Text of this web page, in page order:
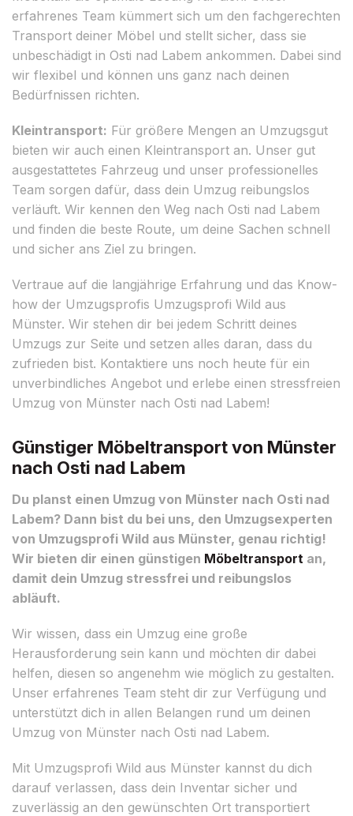
erfahrenes Team kümmert sich um den fachgerechten
Transport deiner Möbel und stellt sicher, dass sie
unbeschädigt in Osti nad Labem ankommen. Dabei sind
wir flexibel und können uns ganz nach deinen
Bedürfnissen richten.
Kleintransport: Für größere Mengen an Umzugsgut
bieten wir auch einen Kleintransport an. Unser gut
ausgestattetes Fahrzeug und unser professionelles
Team sorgen dafür, dass dein Umzug reibungslos
verläuft. Wir kennen den Weg nach Osti nad Labem
und finden die beste Route, um deine Sachen schnell
und sicher ans Ziel zu bringen.
Vertraue auf die langjährige Erfahrung und das Know-
how der Umzugsprofis Umzugsprofi Wild aus
Münster. Wir stehen dir bei jedem Schritt deines
Umzugs zur Seite und setzen alles daran, dass du
zufrieden bist. Kontaktiere uns noch heute für ein
unverbindliches Angebot und erlebe einen stressfreien
Umzug von Münster nach Osti nad Labem!
Günstiger Möbeltransport von Münster
nach Osti nad Labem
Du planst einen Umzug von Münster nach Osti nad
Labem? Dann bist du bei uns, den Umzugsexperten
von Umzugsprofi Wild aus Münster, genau richtig!
Wir bieten dir einen günstigen Möbeltransport an,
damit dein Umzug stressfrei und reibungslos
abläuft.
Wir wissen, dass ein Umzug eine große
Herausforderung sein kann und möchten dir dabei
helfen, diesen so angenehm wie möglich zu gestalten.
Unser erfahrenes Team steht dir zur Verfügung und
unterstützt dich in allen Belangen rund um deinen
Umzug von Münster nach Osti nad Labem.
Mit Umzugsprofi Wild aus Münster kannst du dich
darauf verlassen, dass dein Inventar sicher und
zuverlässig an den gewünschten Ort transportiert